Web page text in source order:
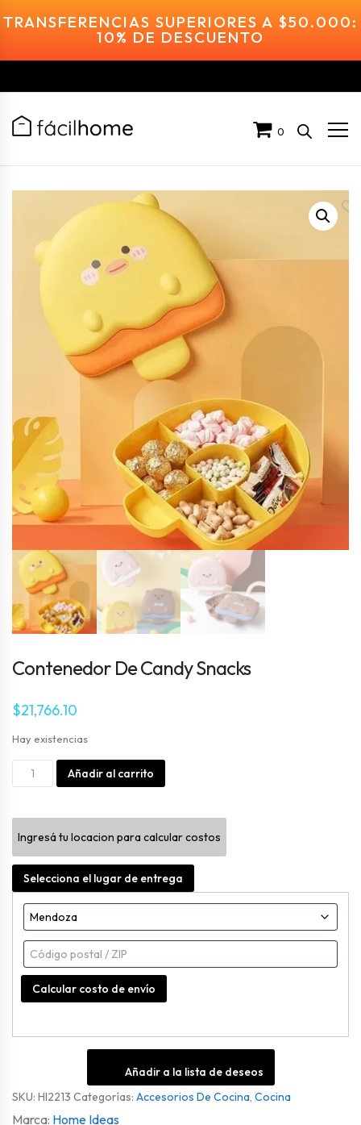
TRANSFERENCIAS SUPERIORES A $50.000:
10% DE DESCUENTO
0
Contenedor De Candy Snacks
$21,766.10
Hay existencias
Contenedor
Candy
Snacks
cantidad
Añadir al carrito
Ingresá tu locacion para calcular costos
Selecciona el lugar de entrega
Calcular costo de envío
Añadir a la lista de deseos
SKU: HI2213 Categorías: Accesorios De Cocina, Cocina
Home Ideas